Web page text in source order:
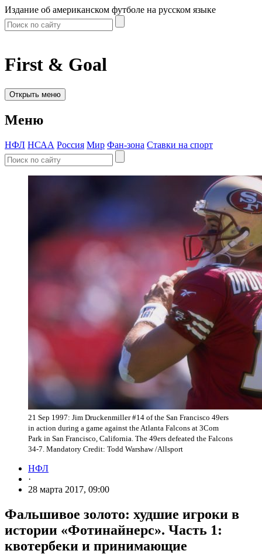
Издание об американском футболе на русском языке
First & Goal
Открыть меню
Меню
НФЛ НСАА Россия Мир Фан-зона Ставки на спорт
21 Sep 1997: Jim Druckenmiller #14 of the San Francisco 49ers
in action during a game against the Atlanta Falcons at 3Com
Park in San Francisco, California. The 49ers defeated the Falcons
34-7. Mandatory Credit: Todd Warshaw /Allsport
НФЛ
·
28 марта 2017, 09:00
Фальшивое золото: худшие игроки в
истории «Фотинайнерс». Часть 1:
квотербеки и принимающие